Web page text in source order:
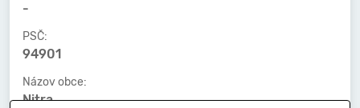
-
PSČ:
94901
Názov obce:
Nitra